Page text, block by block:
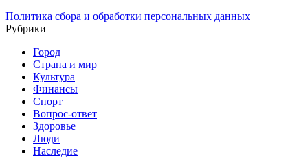
Политика сбора и обработки персональных данных
Рубрики
Город
Страна и мир
Культура
Финансы
Спорт
Вопрос-ответ
Здоровье
Люди
Наследие